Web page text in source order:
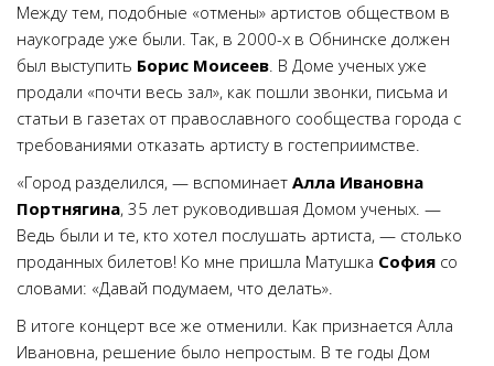
Между тем, подобные «отмены» артистов обществом в
наукограде уже были. Так, в 2000-х в Обнинске должен
был выступить Борис Моисеев. В Доме ученых уже
продали «почти весь зал», как пошли звонки, письма и
статьи в газетах от православного сообщества города с
требованиями отказать артисту в гостеприимстве.
«Город разделился, — вспоминает Алла Ивановна
Портнягина, 35 лет руководившая Домом ученых. —
Ведь были и те, кто хотел послушать артиста, — столько
проданных билетов! Ко мне пришла Матушка София со
словами: «Давай подумаем, что делать».
В итоге концерт все же отменили. Как признается Алла
Ивановна, решение было непростым. В те годы Дом